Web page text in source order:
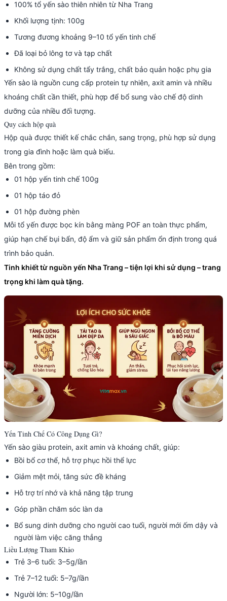
100% tổ yến sào thiên nhiên từ Nha Trang
Khối lượng tịnh: 100g
Tương đương khoảng 9–10 tổ yến tinh chế
Đã loại bỏ lông tơ và tạp chất
Không sử dụng chất tẩy trắng, chất bảo quản hoặc phụ gia
Yến sào là nguồn cung cấp protein tự nhiên, axit amin và nhiều
khoáng chất cần thiết, phù hợp để bổ sung vào chế độ dinh
dưỡng của nhiều đối tượng.
Quy cách hộp quà
Hộp quà được thiết kế chắc chắn, sang trọng, phù hợp sử dụng
trong gia đình hoặc làm quà biếu.
Bên trong gồm:
01 hộp yến tinh chế 100g
01 hộp táo đỏ
01 hộp đường phèn
Mỗi tổ yến được bọc kín bằng màng POF an toàn thực phẩm,
giúp hạn chế bụi bẩn, độ ẩm và giữ sản phẩm ổn định trong quá
trình bảo quản.
Tinh khiết từ nguồn yến Nha Trang – tiện lợi khi sử dụng – trang
trọng khi làm quà tặng.
Yến Tinh Chế Có Công Dụng Gì?
Yến sào giàu protein, axit amin và khoáng chất, giúp:
Bồi bổ cơ thể, hỗ trợ phục hồi thể lực
Giảm mệt mỏi, tăng sức đề kháng
Hỗ trợ trí nhớ và khả năng tập trung
Góp phần chăm sóc làn da
Bổ sung dinh dưỡng cho người cao tuổi, người mới ốm dậy và
người làm việc căng thẳng
Liều Lượng Tham Khảo
Trẻ 3–6 tuổi: 3–5g/lần
Trẻ 7–12 tuổi: 5–7g/lần
Người lớn: 5–10g/lần